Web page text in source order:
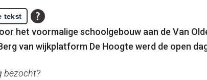
tekst
het voormalige schoolgebouw aan de Van
van wijkplatform De Hoogte werd de open
bezocht?